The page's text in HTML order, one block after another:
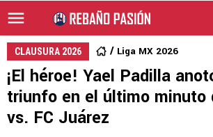
CLAUSURA 2026 Liga MX 2026
¡El héroe! Yael Padilla
triunfo en el último minuto
vs. FC Juárez